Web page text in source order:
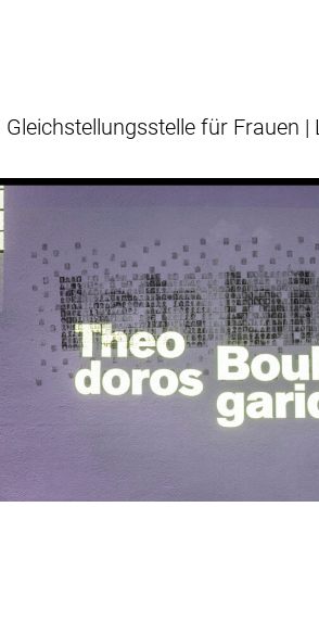
Gleichstellungsstelle für Frauen |